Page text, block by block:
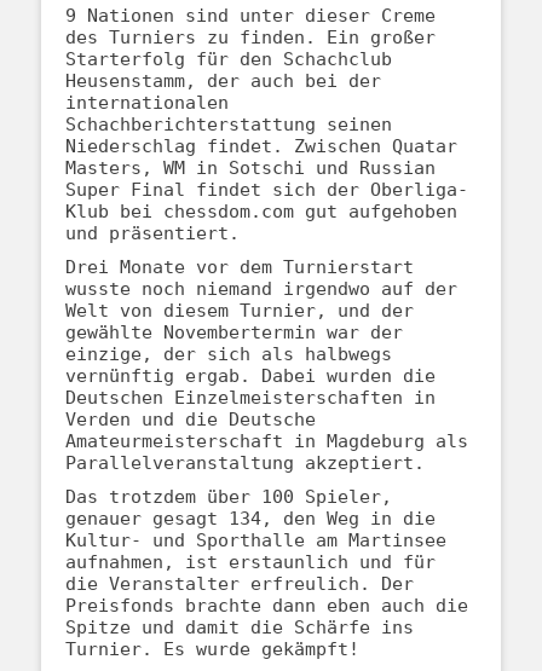
9 Nationen sind unter dieser Creme
des Turniers zu finden. Ein großer
Starterfolg für den Schachclub
Heusenstamm, der auch bei der
internationalen
Schachberichterstattung seinen
Niederschlag findet. Zwischen Quatar
Masters, WM in Sotschi und Russian
Super Final findet sich der Oberliga-
Klub bei chessdom.com gut aufgehoben
und präsentiert.
Drei Monate vor dem Turnierstart
wusste noch niemand irgendwo auf der
Welt von diesem Turnier, und der
gewählte Novembertermin war der
einzige, der sich als halbwegs
vernünftig ergab. Dabei wurden die
Deutschen Einzelmeisterschaften in
Verden und die Deutsche
Amateurmeisterschaft in Magdeburg als
Parallelveranstaltung akzeptiert.
Das trotzdem über 100 Spieler,
genauer gesagt 134, den Weg in die
Kultur- und Sporthalle am Martinsee
aufnahmen, ist erstaunlich und für
die Veranstalter erfreulich. Der
Preisfonds brachte dann eben auch die
Spitze und damit die Schärfe ins
Turnier. Es wurde gekämpft!